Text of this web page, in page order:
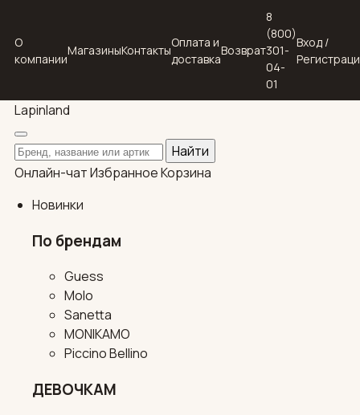
О
компании
МагазиныКонтакты
Оплата и
доставка
Возврат
8
(800)
301-
04-
01
Вход /
Lapinland
Поиск по каталогу
Найти
Онлайн-чатИзбранноеКорзина
Новинки
По брендам
Guess
Molo
Sanetta
MONIKAMO
Piccino Bellino
ДЕВОЧКАМ